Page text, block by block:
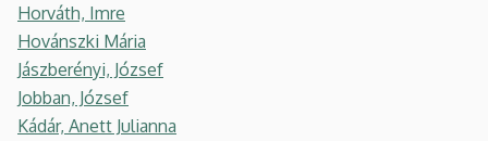
Horváth, Imre
Hovánszki Mária
Jászberényi, József
Jobban, József
Kádár, Anett Julianna